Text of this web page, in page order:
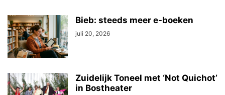
Bieb: steeds meer e-boeken
juli 20, 2026
Zuidelijk Toneel met ‘Not Quichot’
in Bostheater